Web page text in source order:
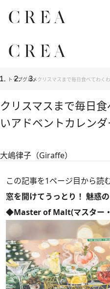
トップグルメクリスマスまで毎日食べてわく
クリスマスまで毎日
いアドベントカレン
大嶋律子（Giraffe）
この記事を1ページ目から読
窓を開けてうっとり！ 魅惑
◆Master of Malt(マスター